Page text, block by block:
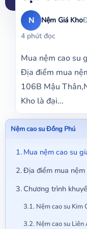
N Nệm Giá Kho
4 phút đọc
Mua nệm cao su
Địa điểm mua
106B Mậu
Kho là đại...
Nệm cao su Đồng Phú
Mua nệm cao su
Địa điểm mua nệm
Chương trình
Nệm cao su Kim
Nệm cao su Liên